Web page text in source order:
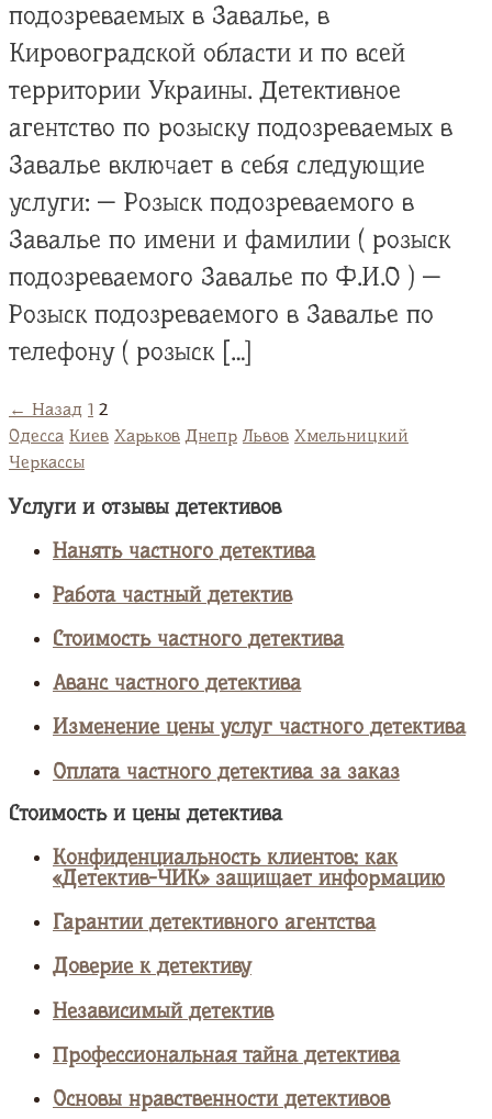
подозреваемых в Завалье, в
Кировоградской области и по всей
территории Украины. Детективное
агентство по розыску подозреваемых в
Завалье включает в себя следующие
услуги: — Розыск подозреваемого в
Завалье по имени и фамилии ( розыск
подозреваемого Завалье по Ф.И.О ) —
Розыск подозреваемого в Завалье по
телефону ( розыск […]
← Назад 1 2
Одесса Киев Харьков Днепр Львов Хмельницкий
Черкассы
Услуги и отзывы детективов
Нанять частного детектива
Работа частный детектив
Стоимость частного детектива
Аванс частного детектива
Изменение цены услуг частного детектива
Оплата частного детектива за заказ
Стоимость и цены детектива
Конфиденциальность клиентов: как
«Детектив-ЧИК» защищает информацию
Гарантии детективного агентства
Доверие к детективу
Независимый детектив
Профессиональная тайна детектива
Основы нравственности детективов